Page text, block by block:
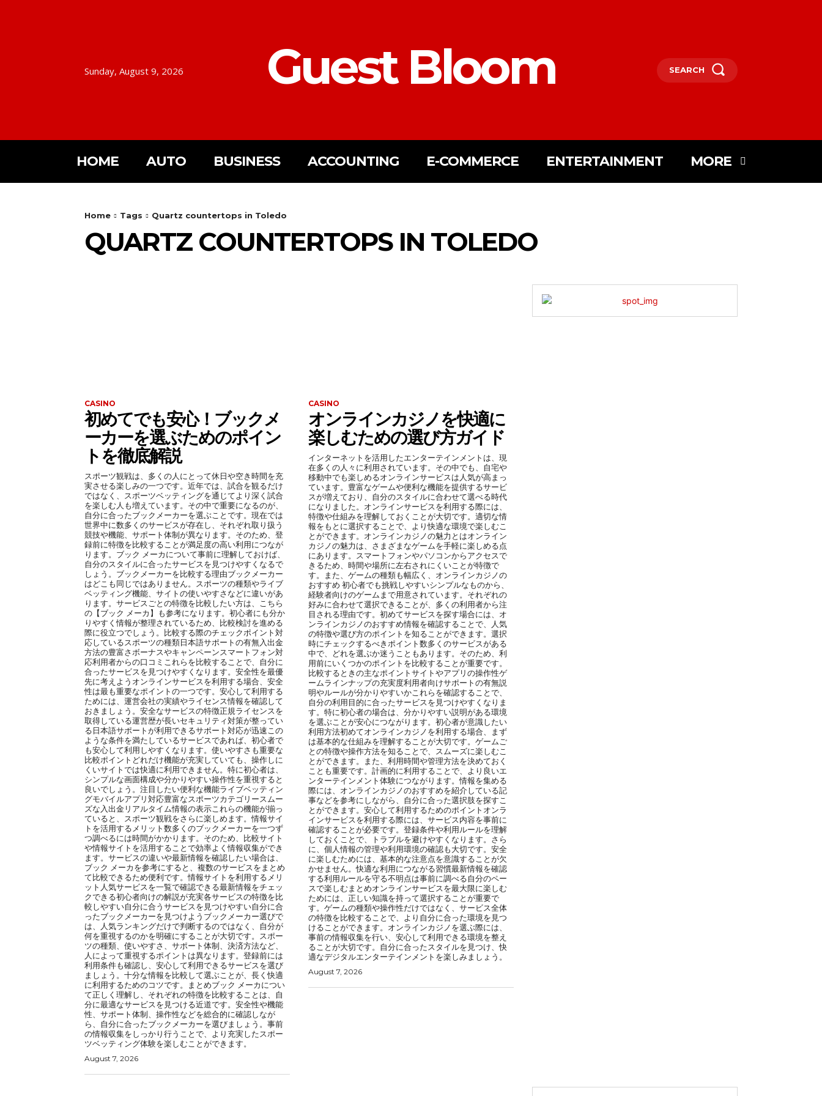
Sunday, August 9, 2026 Guest Bloom SEARCH
HOME AUTO BUSINESS ACCOUNTING E-COMMERCE ENTERTAINMENT MORE
Home Tags Quartz countertops in Toledo
QUARTZ COUNTERTOPS IN TOLEDO
CASINO
初めてでも安心！ブックメ
ーカーを選ぶためのポイン
トを徹底解説
スポーツ観戦は、多くの人にとって休日や空き時間を充
実させる楽しみの一つです。近年では、試合を観るだけ
ではなく、スポーツベッティングを通じてより深く試合
を楽しむ人も増えています。その中で重要になるのが、
自分に合ったブックメーカーを選ぶことです。現在では
世界中に数多くのサービスが存在し、それぞれ取り扱う
競技や機能、サポート体制が異なります。そのため、登
録前に特徴を比較することが満足度の高い利用につなが
ります。ブック メーカについて事前に理解しておけば、
自分のスタイルに合ったサービスを見つけやすくなるで
しょう。ブックメーカーを比較する理由ブックメーカー
はどこも同じではありません。スポーツの種類やライブ
ベッティング機能、サイトの使いやすさなどに違いがあ
ります。サービスごとの特徴を比較したい方は、こちら
の【ブック メーカ】も参考になります。初心者にも分か
りやすく情報が整理されているため、比較検討を進める
際に役立つでしょう。比較する際のチェックポイント対
応しているスポーツの種類日本語サポートの有無入出金
方法の豊富さボーナスやキャンペーンスマートフォン対
応利用者からの口コミこれらを比較することで、自分に
合ったサービスを見つけやすくなります。安全性を最優
先に考えようオンラインサービスを利用する場合、安全
性は最も重要なポイントの一つです。安心して利用する
ためには、運営会社の実績やライセンス情報を確認して
おきましょう。安全なサービスの特徴正規ライセンスを
取得している運営歴が長いセキュリティ対策が整ってい
る日本語サポートが利用できるサポート対応が迅速この
ような条件を満たしているサービスであれば、初心者で
も安心して利用しやすくなります。使いやすさも重要な
比較ポイントどれだけ機能が充実していても、操作しに
くいサイトでは快適に利用できません。特に初心者は、
シンプルな画面構成や分かりやすい操作性を重視すると
良いでしょう。注目したい便利な機能ライブベッティン
グモバイルアプリ対応豊富なスポーツカテゴリースムー
ズな入出金リアルタイム情報の表示これらの機能が揃っ
ていると、スポーツ観戦をさらに楽しめます。情報サイ
トを活用するメリット数多くのブックメーカーを一つず
つ調べるには時間がかかります。そのため、比較サイト
や情報サイトを活用することで効率よく情報収集ができ
ます。サービスの違いや最新情報を確認したい場合は、
ブック メーカを参考にすると、複数のサービスをまとめ
て比較できるため便利です。情報サイトを利用するメリ
ット人気サービスを一覧で確認できる最新情報をチェッ
クできる初心者向けの解説が充実各サービスの特徴を比
較しやすい自分に合うサービスを見つけやすい自分に合
ったブックメーカーを見つけようブックメーカー選びで
は、人気ランキングだけで判断するのではなく、自分が
何を重視するのかを明確にすることが大切です。スポー
ツの種類、使いやすさ、サポート体制、決済方法など、
人によって重視するポイントは異なります。登録前には
利用条件も確認し、安心して利用できるサービスを選び
ましょう。十分な情報を比較して選ぶことが、長く快適
に利用するためのコツです。まとめブック メーカについ
て正しく理解し、それぞれの特徴を比較することは、自
分に最適なサービスを見つける近道です。安全性や機能
性、サポート体制、操作性などを総合的に確認しなが
ら、自分に合ったブックメーカーを選びましょう。事前
の情報収集をしっかり行うことで、より充実したスポー
ツベッティング体験を楽しむことができます。
August 7, 2026
CASINO
オンラインカジノを快適に
楽しむための選び方ガイド
インターネットを活用したエンターテインメントは、現
在多くの人々に利用されています。その中でも、自宅や
移動中でも楽しめるオンラインサービスは人気が高まっ
ています。豊富なゲームや便利な機能を提供するサービ
スが増えており、自分のスタイルに合わせて選べる時代
になりました。オンラインサービスを利用する際には、
特徴や仕組みを理解しておくことが大切です。適切な情
報をもとに選択することで、より快適な環境で楽しむこ
とができます。オンラインカジノの魅力とはオンライン
カジノの魅力は、さまざまなゲームを手軽に楽しめる点
にあります。スマートフォンやパソコンからアクセスで
きるため、時間や場所に左右されにくいことが特徴で
す。また、ゲームの種類も幅広く、オンラインカジノの
おすすめ 初心者でも挑戦しやすいシンプルなものから、
経験者向けのゲームまで用意されています。それぞれの
好みに合わせて選択できることが、多くの利用者から注
目される理由です。初めてサービスを探す場合には、オ
ンラインカジノのおすすめ情報を確認することで、人気
の特徴や選び方のポイントを知ることができます。選択
時にチェックするべきポイント数多くのサービスがある
中で、どれを選ぶか迷うこともあります。そのため、利
用前にいくつかのポイントを比較することが重要です。
比較するときの主なポイントサイトやアプリの操作性ゲ
ームラインナップの充実度利用者向けサポートの有無説
明やルールが分かりやすいかこれらを確認することで、
自分の利用目的に合ったサービスを見つけやすくなりま
す。特に初心者の場合は、分かりやすい説明がある環境
を選ぶことが安心につながります。初心者が意識したい
利用方法初めてオンラインカジノを利用する場合、まず
は基本的な仕組みを理解することが大切です。ゲームご
との特徴や操作方法を知ることで、スムーズに楽しむこ
とができます。また、利用時間や管理方法を決めておく
ことも重要です。計画的に利用することで、より良いエ
ンターテインメント体験につながります。情報を集める
際には、オンラインカジノのおすすめを紹介している記
事などを参考にしながら、自分に合った選択肢を探すこ
とができます。安心して利用するためのポイントオンラ
インサービスを利用する際には、サービス内容を事前に
確認することが必要です。登録条件や利用ルールを理解
しておくことで、トラブルを避けやすくなります。さら
に、個人情報の管理や利用環境の確認も大切です。安全
に楽しむためには、基本的な注意点を意識することが欠
かせません。快適な利用につながる習慣最新情報を確認
する利用ルールを守る不明点は事前に調べる自分のペー
スで楽しむまとめオンラインサービスを最大限に楽しむ
ためには、正しい知識を持って選択することが重要で
す。ゲームの種類や操作性だけではなく、サービス全体
の特徴を比較することで、より自分に合った環境を見つ
けることができます。オンラインカジノを選ぶ際には、
事前の情報収集を行い、安心して利用できる環境を整え
ることが大切です。自分に合ったスタイルを見つけ、快
適なデジタルエンターテインメントを楽しみましょう。
August 7, 2026